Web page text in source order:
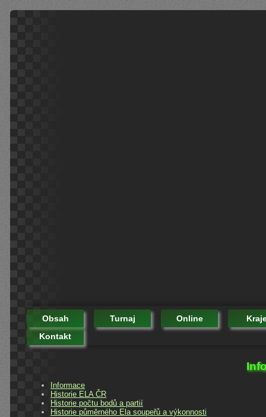
Obsah Turnaj Online
Kontakt
Informace
Historie ELA ČR
Historie počtu bodů a partií
Historie půměrného Ela soupeřů a výkonnosti